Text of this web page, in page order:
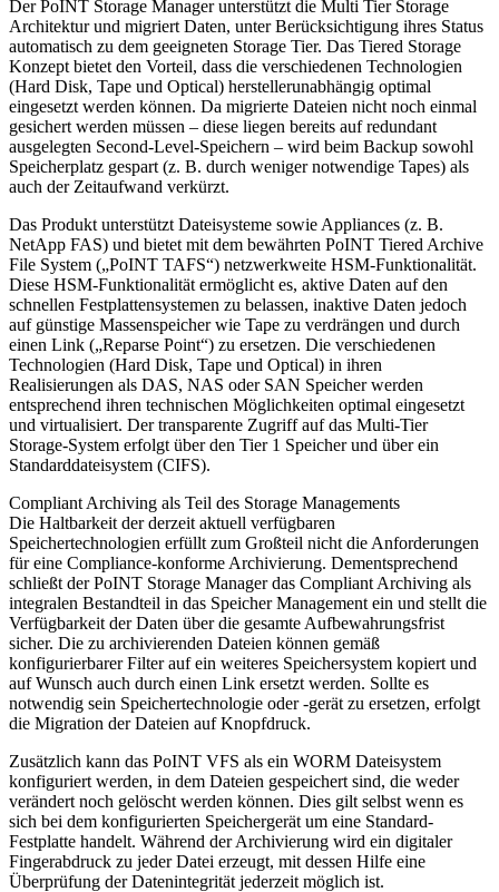
Der PoINT Storage Manager unterstützt die Multi Tier Storage
Architektur und migriert Daten, unter Berücksichtigung ihres Status
automatisch zu dem geeigneten Storage Tier. Das Tiered Storage
Konzept bietet den Vorteil, dass die verschiedenen Technologien
(Hard Disk, Tape und Optical) herstellerunabhängig optimal
eingesetzt werden können. Da migrierte Dateien nicht noch einmal
gesichert werden müssen – diese liegen bereits auf redundant
ausgelegten Second-Level-Speichern – wird beim Backup sowohl
Speicherplatz gespart (z. B. durch weniger notwendige Tapes) als
auch der Zeitaufwand verkürzt.
Das Produkt unterstützt Dateisysteme sowie Appliances (z. B.
NetApp FAS) und bietet mit dem bewährten PoINT Tiered Archive
File System („PoINT TAFS“) netzwerkweite HSM-Funktionalität.
Diese HSM-Funktionalität ermöglicht es, aktive Daten auf den
schnellen Festplattensystemen zu belassen, inaktive Daten jedoch
auf günstige Massenspeicher wie Tape zu verdrängen und durch
einen Link („Reparse Point“) zu ersetzen. Die verschiedenen
Technologien (Hard Disk, Tape und Optical) in ihren
Realisierungen als DAS, NAS oder SAN Speicher werden
entsprechend ihren technischen Möglichkeiten optimal eingesetzt
und virtualisiert. Der transparente Zugriff auf das Multi-Tier
Storage-System erfolgt über den Tier 1 Speicher und über ein
Standarddateisystem (CIFS).
Compliant Archiving als Teil des Storage Managements
Die Haltbarkeit der derzeit aktuell verfügbaren
Speichertechnologien erfüllt zum Großteil nicht die Anforderungen
für eine Compliance-konforme Archivierung. Dementsprechend
schließt der PoINT Storage Manager das Compliant Archiving als
integralen Bestandteil in das Speicher Management ein und stellt die
Verfügbarkeit der Daten über die gesamte Aufbewahrungsfrist
sicher. Die zu archivierenden Dateien können gemäß
konfigurierbarer Filter auf ein weiteres Speichersystem kopiert und
auf Wunsch auch durch einen Link ersetzt werden. Sollte es
notwendig sein Speichertechnologie oder -gerät zu ersetzen, erfolgt
die Migration der Dateien auf Knopfdruck.
Zusätzlich kann das PoINT VFS als ein WORM Dateisystem
konfiguriert werden, in dem Dateien gespeichert sind, die weder
verändert noch gelöscht werden können. Dies gilt selbst wenn es
sich bei dem konfigurierten Speichergerät um eine Standard-
Festplatte handelt. Während der Archivierung wird ein digitaler
Fingerabdruck zu jeder Datei erzeugt, mit dessen Hilfe eine
Überprüfung der Datenintegrität jederzeit möglich ist.